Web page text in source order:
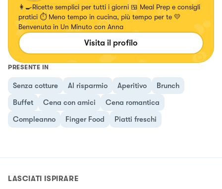
👩‍🍳Ricette semplici per tutti i giorni 🍱 Meal Prep e consigli
pratici ⏱️ Meno tempo in cucina, più tempo per te 💛
Benvenuta in Un Minuto con Anna
Visita il profilo
PRESENTE IN
Senza cotture Al risparmio Aperitivo
Brunch
Buffet
Cena con amici
Cena romantica
Compleanno
Finger Food Piatti freschi
LASCIATI ISPIRARE